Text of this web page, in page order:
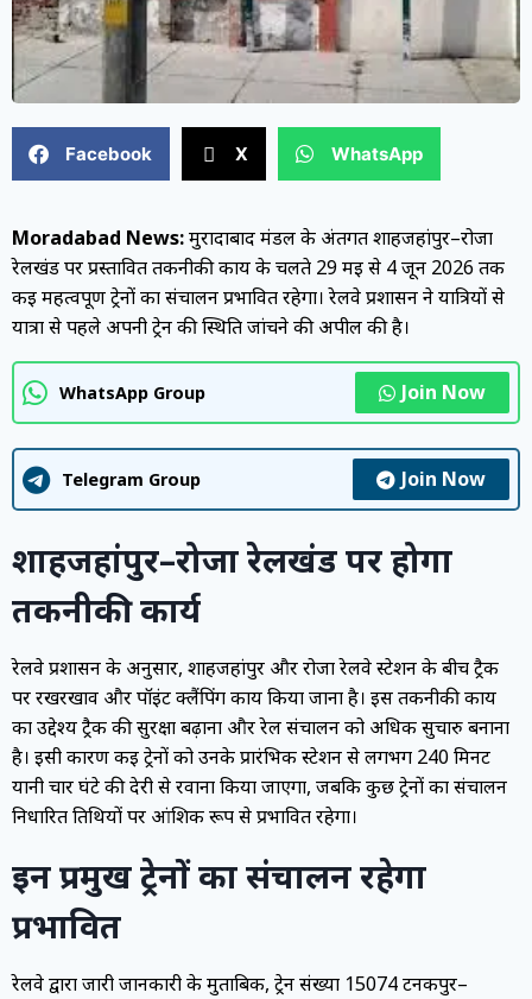
Facebook X WhatsApp
Moradabad News:मुरादाबाद मंडल के अंतर्गत शाहजहांपुर–रोजा
रेलखंड पर प्रस्तावित तकनीकी कार्य के चलते 29 मई से 4 जून 2026 तक
कई महत्वपूर्ण ट्रेनों का संचालन प्रभावित रहेगा। रेलवे प्रशासन ने यात्रियों से
यात्रा से पहले अपनी ट्रेन की स्थिति जांचने की अपील की है।
WhatsApp Group Join Now
Telegram Group Join Now
शाहजहांपुर–रोजा रेलखंड पर होगा
तकनीकी कार्य
रेलवे प्रशासन के अनुसार, शाहजहांपुर और रोजा रेलवे स्टेशन के बीच ट्रैक
पर रखरखाव और पॉइंट क्लैंपिंग कार्य किया जाना है। इस तकनीकी कार्य
का उद्देश्य ट्रैक की सुरक्षा बढ़ाना और रेल संचालन को अधिक सुचारु बनाना
है। इसी कारण कई ट्रेनों को उनके प्रारंभिक स्टेशन से लगभग 240 मिनट
यानी चार घंटे की देरी से रवाना किया जाएगा, जबकि कुछ ट्रेनों का संचालन
निर्धारित तिथियों पर आंशिक रूप से प्रभावित रहेगा।
इन प्रमुख ट्रेनों का संचालन रहेगा
प्रभावित
रेलवे द्वारा जारी जानकारी के मुताबिक, ट्रेन संख्या 15074 टनकपुर–